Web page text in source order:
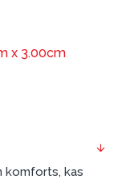
lai iegādātos
norēķinoties
vai nomaksas
ar nomaksas
12 mēneši,
25 €,
komforts, kas
x 3.00cm